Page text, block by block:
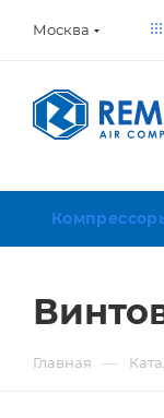
Москва
Главная —